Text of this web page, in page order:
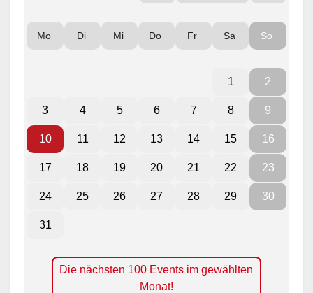
Mo Di Mi Do Fr Sa So
1 2
3 4 5 6 7 8 9
10 11 12 13 14 15 16
17 18 19 20 21 22 23
24 25 26 27 28 29 30
31
Die nächsten 100 Events im gewählten
Monat!